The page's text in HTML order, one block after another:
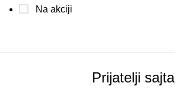
Na akciji
Prijatelji sajta